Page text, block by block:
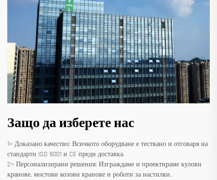
Защо да изберете нас
1> Доказано качество: Всичкото оборудване е тествано и отговаря на
стандарти ISO 9001 и CE преди доставка.
2> Персонализирани решения: Изграждаме и проектираме кулови
кранове, мостови козови кранове и роботи за настилки,